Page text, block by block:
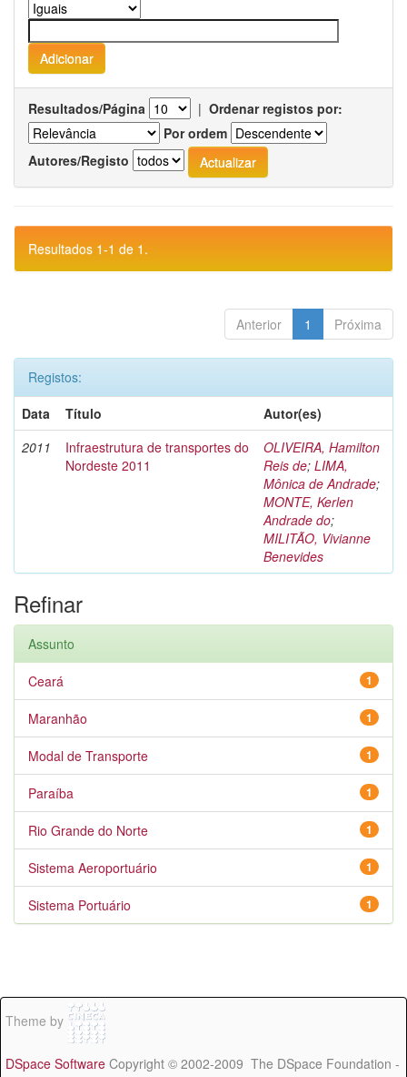
Resultados/Página | Ordenar registos por:
Por ordem
Autores/Registo
Resultados 1-1 de 1.
Anterior 1 Próxima
Registos:
Data
Título
Autor(es)
2011
Infraestrutura de transportes do
Nordeste 2011
OLIVEIRA, Hamilton
Reis de; LIMA,
Mônica de Andrade;
MONTE, Kerlen
Andrade do;
MILITÃO, Vivianne
Benevides
Refinar
Assunto
1
Ceará
1
Maranhão
1
Modal de Transporte
1
Paraíba
1
Rio Grande do Norte
1
Sistema Aeroportuário
1
Sistema Portuário
Theme by
DSpace Software Copyright © 2002-2009 The DSpace Foundation -